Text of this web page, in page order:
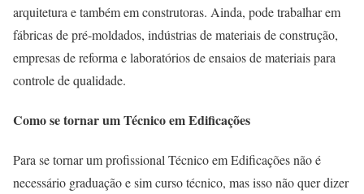
arquitetura e também em construtoras. Ainda, pode trabalhar em
fábricas de pré-moldados, indústrias de materiais de construção,
empresas de reforma e laboratórios de ensaios de materiais para
controle de qualidade.
Como se tornar um Técnico em Edificações
Para se tornar um profissional Técnico em Edificações não é
necessário graduação e sim curso técnico, mas isso não quer dizer